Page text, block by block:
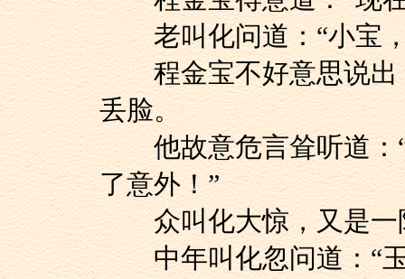
老叫化问道：“小宝，
程金宝不好意思说出
丢脸。
他故意危言耸听道：“
了意外！”
众叫化大惊，又是一
中年叫化忽问道：“玉